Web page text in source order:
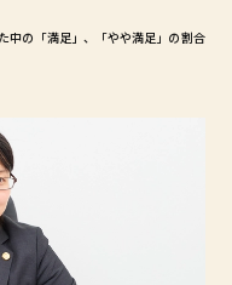
中の「満足」、「やや満足」の割合